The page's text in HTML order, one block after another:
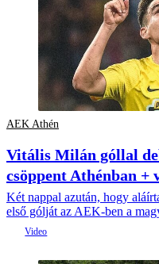
AEK Athén
Vitális Milán góllal
csöppent Athénban +
Két nappal azután, hogy
első gólját az AEK-ben a